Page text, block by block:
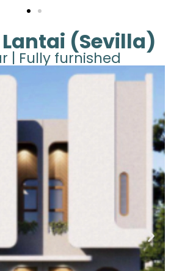
Lantai (Sevilla)
| Fully furnished